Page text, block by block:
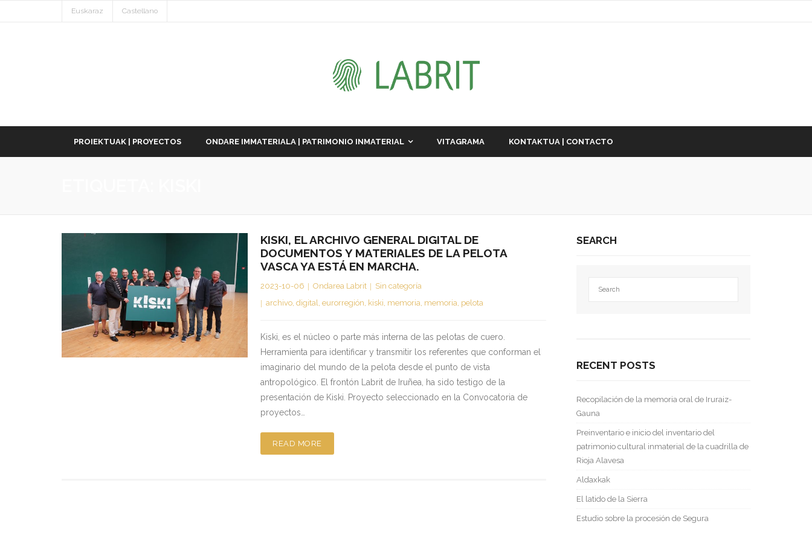
Euskaraz Castellano
PROIEKTUAK | PROYECTOS ONDARE IMMATERIALA | PATRIMONIO INMATERIAL VITAGRAMA KONTAKTUA | CONTACTO
KISKI, EL ARCHIVO GENERAL DIGITAL DE
DOCUMENTOS Y MATERIALES DE LA PELOTA
VASCA YA ESTÁ EN MARCHA.
2023-10-06 Ondarea Labrit
Sin categoría
archivo,digital,eurorregión, kiski, memoria, memoria, pelota
Kiski, es el núcleo o parte más interna de las pelotas de cuero.
Herramienta para identificar y transmitir los referentes que conforman el
imaginario del mundo de la pelota desde el punto de vista
antropológico. El frontón Labrit de Iruñea, ha sido testigo de la
presentación de Kiski. Proyecto seleccionado en la Convocatoria de
proyectos…
READ MORE
SEARCH
RECENT POSTS
Recopilación de la memoria oral de Iruraiz-
Gauna
Preinventario e inicio del inventario del
patrimonio cultural inmaterial de la cuadrilla de
Rioja Alavesa
Aldaxkak
El latido de la Sierra
Estudio sobre la procesión de Segura